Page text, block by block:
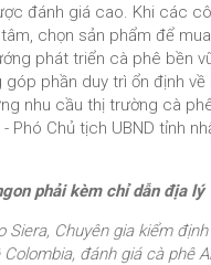
đánh giá cao. Khi các
chọn sản phẩm để
phát triển cà phê bền
phần duy trì ổn định về
nhu cầu thị trường cà
Phó Chủ tịch UBND tỉnh
phải kèm chỉ dẫn địa lý
Siera, Chuyên gia kiểm
đánh giá cà phê